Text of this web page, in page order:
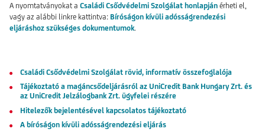
A nyomtatványokat a Családi Csődvédelmi Szolgálat honlapján érheti el,
vagy az alábbi linkre kattintva: Bíróságon kívüli adósságrendezési
eljáráshoz szükséges dokumentumok.
Családi Csődvédelmi Szolgálat rövid, informatív összefoglalója
Tájékoztató a magáncsődeljárásról az UniCredit Bank Hungary Zrt. és
az UniCredit Jelzálogbank Zrt. ügyfelei részére
Hitelezők bejelentésével kapcsolatos tájékoztató
A bíróságon kívüli adósságrendezési eljárás